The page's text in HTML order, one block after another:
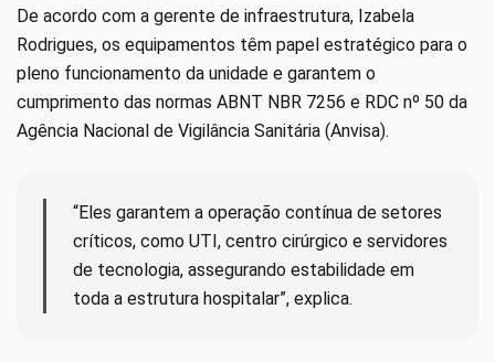
De acordo com a gerente de infraestrutura, Izabela
Rodrigues, os equipamentos têm papel estratégico para o
pleno funcionamento da unidade e garantem o
cumprimento das normas ABNT NBR 7256 e RDC nº 50 da
Agência Nacional de Vigilância Sanitária (Anvisa).
“Eles garantem a operação contínua de setores
críticos, como UTI, centro cirúrgico e servidores
de tecnologia, assegurando estabilidade em
toda a estrutura hospitalar”, explica.